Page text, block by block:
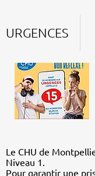
URGENCES
Le CHU de
Niveau 1.
Pour garantir une